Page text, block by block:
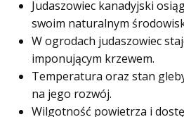
Judaszowiec kanadyjski
swoim naturalnym
W ogrodach judaszowiec
imponującym krzewem.
Temperatura oraz stan
na jego rozwój.
Wilgotność powietrza i